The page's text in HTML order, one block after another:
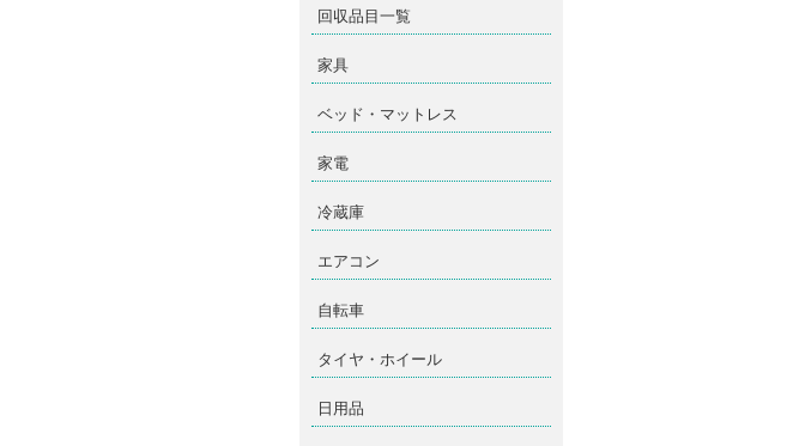
回収品目一覧
家具
ベッド・マットレス
家電
冷蔵庫
エアコン
自転車
タイヤ・ホイール
日用品